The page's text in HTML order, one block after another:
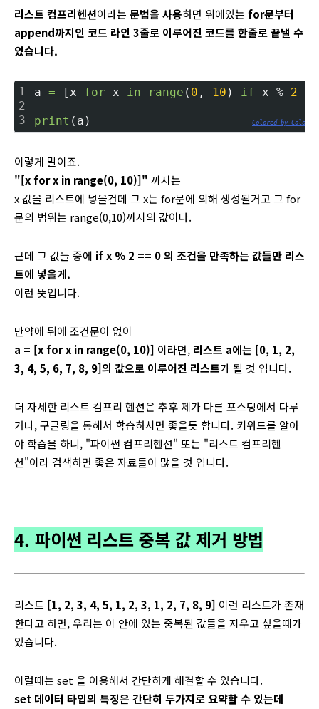
리스트 컴프리헨션이라는 문법을 사용하면 위에있는 for문부터
append까지인 코드 라인 3줄로 이루어진 코드를 한줄로 끝낼 수
있습니다.
1
2
3
a = [x for x in range ( 0 , 10 ) if x % 2
print (a) Colored by Color
이렇게 말이죠.
"[x for x in range(0, 10)]" 까지는
x 값을 리스트에 넣을건데 그 x는 for문에 의해 생성될거고 그 for
문의 범위는 range(0,10)까지의 값이다.
근데 그 값들 중에 if x % 2 == 0 의 조건을 만족하는 값들만 리스
트에 넣을게.
이런 뜻입니다.
만약에 뒤에 조건문이 없이
a = [x for x in range(0, 10)] 이라면, 리스트 a에는 [0, 1, 2,
3, 4, 5, 6, 7, 8, 9]의 값으로 이루어진 리스트가 될 것 입니다.
더 자세한 리스트 컴프리 헨션은 추후 제가 다른 포스팅에서 다루
거나, 구글링을 통해서 학습하시면 좋을듯 합니다. 키워드를 알아
야 학습을 하니, "파이썬 컴프리헨션" 또는 "리스트 컴프리헨
션"이라 검색하면 좋은 자료들이 많을 것 입니다.
4. 파이썬 리스트 중복 값 제거 방법
리스트 [1, 2, 3, 4, 5, 1, 2, 3, 1, 2, 7, 8, 9] 이런 리스트가 존재
한다고 하면, 우리는 이 안에 있는 중복된 값들을 지우고 싶을때가
있습니다.
이럴때는 set 을 이용해서 간단하게 해결할 수 있습니다.
set 데이터 타입의 특징은 간단히 두가지로 요약할 수 있는데